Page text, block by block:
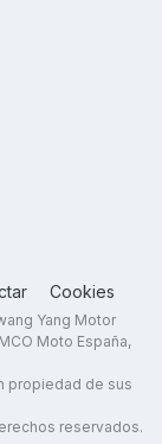
Cookies
Yang Motor
Moto España,
propiedad de sus
reservados.